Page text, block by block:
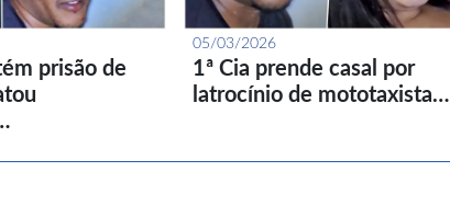
prisão de
05/03/2026
1ª Cia prende casal por
latrocínio de mototaxista…